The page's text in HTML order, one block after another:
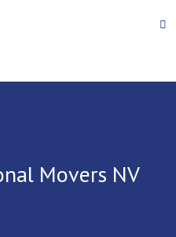
Movers NV